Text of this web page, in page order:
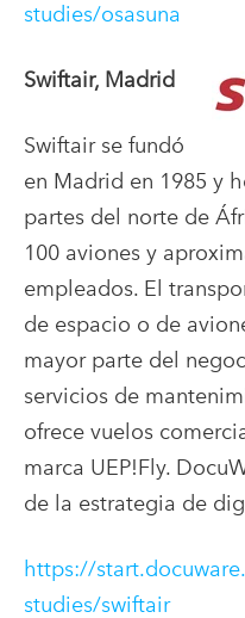
studies/osasuna
Swiftair, Madrid
Swiftair se fundó
en Madrid en 1985 y
partes del norte de
100 aviones y
empleados. El
de espacio o de
mayor parte del
servicios de
ofrece vuelos
marca UEP!Fly.
de la estrategia de
https://
studies/swiftair